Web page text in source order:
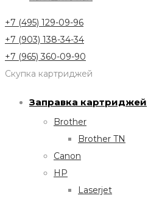
+7 (495) 129-09-96
+7 (903) 138-34-34
+7 (965) 360-09-90
Скупка картриджей
Заправка картриджей
Brother
Brother TN
Canon
HP
Laserjet